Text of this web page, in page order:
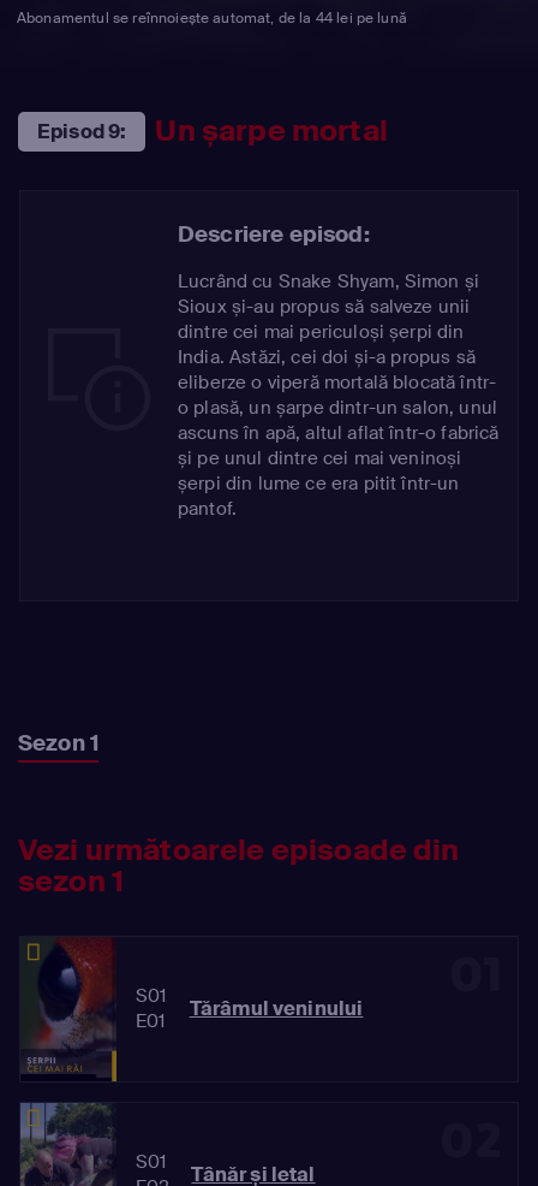
Abonamentul se reînnoiește automat, de la 44 lei pe lună
Episod 9: Un șarpe mortal
Descriere episod:
Lucrând cu Snake Shyam, Simon și
Sioux și-au propus să salveze unii
dintre cei mai periculoși șerpi din
India. Astăzi, cei doi și-a propus să
eliberze o viperă mortală blocată într-
o plasă, un șarpe dintr-un salon, unul
ascuns în apă, altul aflat într-o fabrică
și pe unul dintre cei mai veninoși
șerpi din lume ce era pitit într-un
pantof.
Sezon 1
Vezi următoarele episoade din
sezon 1
S01
E01
Tărâmul veninului
S01
Tânăr și letal